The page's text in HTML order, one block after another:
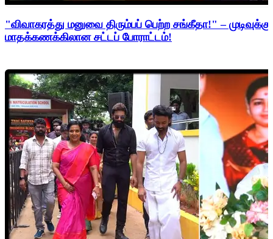
"விவாகரத்து மனுவை திரும்பப் பெற்ற சங்கீதா!" –
மாதக்கணக்கிலான சட்டப் போராட்டம்!